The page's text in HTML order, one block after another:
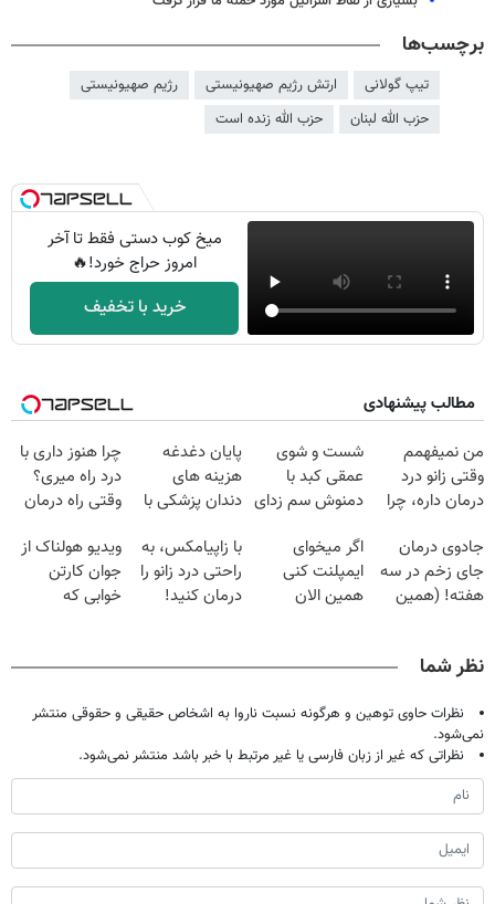
برچسب‌ها
تیپ گولانی ارتش رژیم صهیونیستی
رژیم صهیونیستی
حزب الله لبنان
حزب الله زنده است
میخ کوب دستی فقط تا آخر
امروز حراج خورد!🔥
خرید با تخفیف
مطالب پیشنهادی
من نمیفهمم
وقتی زانو درد
درمان داره، چرا
تحمل میکنی؟❗
شست و شوی
عمقی کبد با
دمنوش سم زدای
پایان دغدغه
هزینه های
دندان پزشکی با
خانگی
چرا هنوز داری با
درد راه میری؟
وقتی راه درمان
جادوی درمان
جای زخم در سه
هفته! (همین
اگر میخوای
ایمپلنت کنی
همین الان
تومان!!!
با زاپیامکس، به
راحتی درد زانو را
درمان کنید!
ویدیو هولناک از
جوان کارتن
خوابی که
نظر شما
نظرات حاوی توهین و هرگونه نسبت ناروا به اشخاص حقیقی و حقوقی منتشر
نمی‌شود.
نظراتی که غیر از زبان فارسی یا غیر مرتبط با خبر باشد منتشر نمی‌شود.